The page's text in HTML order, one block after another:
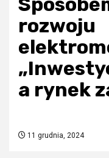
rozwoju
a rynek
11 grudnia, 2024